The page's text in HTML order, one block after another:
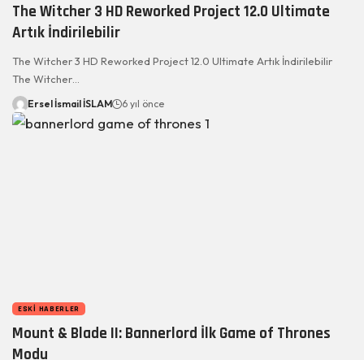
The Witcher 3 HD Reworked Project 12.0 Ultimate
Artık İndirilebilir
The Witcher 3 HD Reworked Project 12.0 Ultimate Artık İndirilebilir
The Witcher…
Ersel İsmail İSLAM 6 yıl önce
ESKI HABERLER
Mount & Blade II: Bannerlord İlk Game of Thrones
Modu